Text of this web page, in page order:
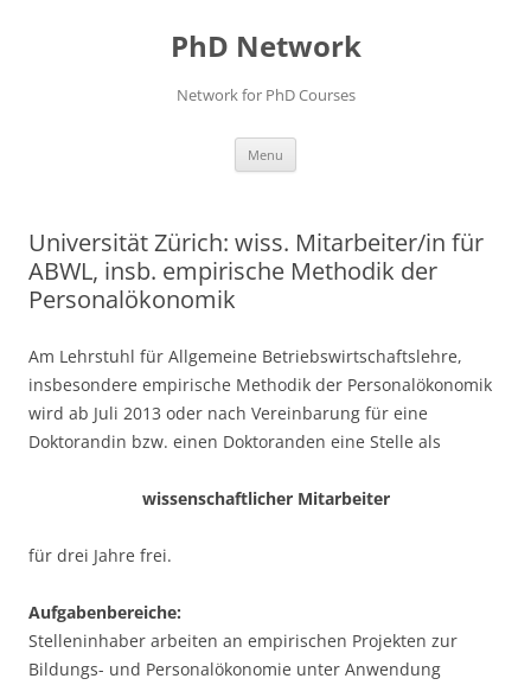
PhD Network
Network for PhD Courses
Menu
Universität Zürich: wiss. Mitarbeiter/in für
ABWL, insb. empirische Methodik der
Personalökonomik
Am Lehrstuhl für Allgemeine Betriebswirtschaftslehre,
insbesondere empirische Methodik der Personalökonomik
wird ab Juli 2013 oder nach Vereinbarung für eine
Doktorandin bzw. einen Doktoranden eine Stelle als
wissenschaftlicher Mitarbeiter
für drei Jahre frei.
Aufgabenbereiche:
Stelleninhaber arbeiten an empirischen Projekten zur
Bildungs- und Personalökonomie unter Anwendung